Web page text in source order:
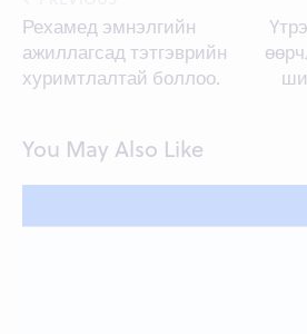
navigation
Рехамед эмнэлгийн
ажиллагсад тэтгэврийн
хуримтлалтай боллоо.
You May Also Like